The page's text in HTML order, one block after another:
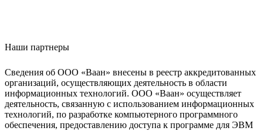
Наши партнеры
Сведения об ООО «Ваан» внесены в реестр аккредитованных
организаций, осуществляющих деятельность в области
информационных технологий. ООО «Ваан» осуществляет
деятельность, связанную с использованием информационных
технологий, по разработке компьютерного программного
обеспечения, предоставлению доступа к программе для ЭВМ